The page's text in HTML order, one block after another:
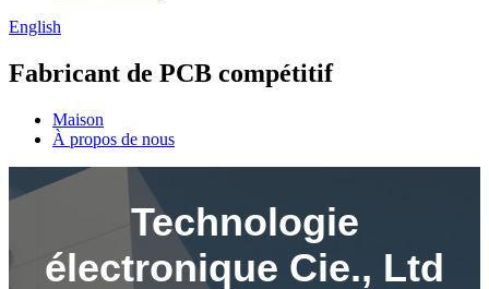
English
Fabricant de PCB compétitif
Maison
À propos de nous
Technologie
électronique Cie., Ltd